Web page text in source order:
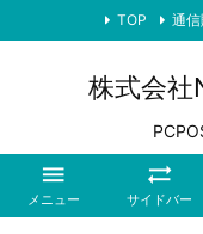
株式会社

メニュー

サイドバー
TOP 通